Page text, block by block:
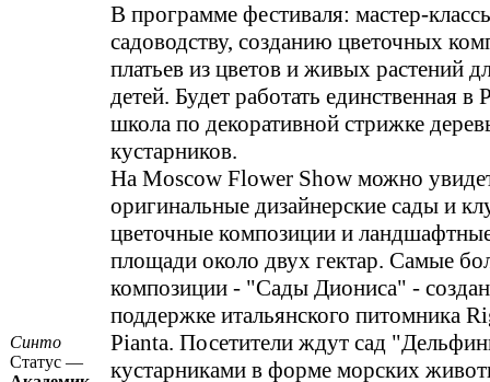
Синто
Статус —
В программе фестиваля: мастер-
садоводству, созданию цветочных
платьев из цветов и живых растений
детей. Будет работать единственная в
школа по декоративной стрижке
кустарников.
На Moscow Flower Show можно
оригинальные дизайнерские сады и
цветочные композиции и
площади около двух гектар. Самые
композиции - "Сады Диониса" -
поддержке итальянского питомника
Pianta. Посетители ждут сад
кустарниками в форме морских